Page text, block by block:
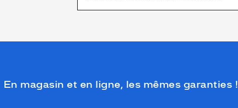
En magasin et en ligne, les mêmes garanties !